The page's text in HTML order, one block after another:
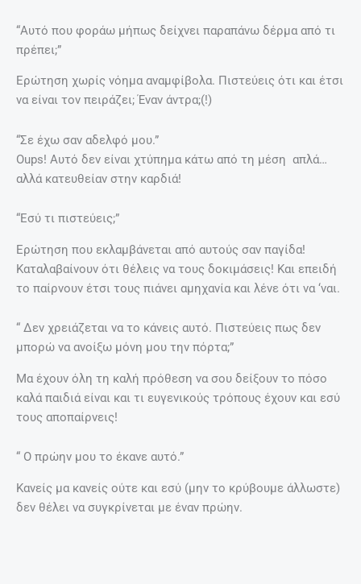
“Αυτό που φοράω μήπως δείχνει παραπάνω δέρμα από τι
πρέπει;”
Ερώτηση χωρίς νόημα αναμφίβολα. Πιστεύεις ότι και έτσι
να είναι τον πειράζει; Έναν άντρα;(!)
“Σε έχω σαν αδελφό μου.”
Oups! Αυτό δεν είναι χτύπημα κάτω από τη μέση απλά…
αλλά κατευθείαν στην καρδιά!
“Εσύ τι πιστεύεις;”
Ερώτηση που εκλαμβάνεται από αυτούς σαν παγίδα!
Καταλαβαίνουν ότι θέλεις να τους δοκιμάσεις! Και επειδή
το παίρνουν έτσι τους πιάνει αμηχανία και λένε ότι να ‘ναι.
“ Δεν χρειάζεται να το κάνεις αυτό. Πιστεύεις πως δεν
μπορώ να ανοίξω μόνη μου την πόρτα;”
Μα έχουν όλη τη καλή πρόθεση να σου δείξουν το πόσο
καλά παιδιά είναι και τι ευγενικούς τρόπους έχουν και εσύ
τους αποπαίρνεις!
“ Ο πρώην μου το έκανε αυτό.”
Κανείς μα κανείς ούτε και εσύ (μην το κρύβουμε άλλωστε)
δεν θέλει να συγκρίνεται με έναν πρώην.